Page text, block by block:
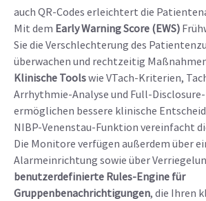
auch QR-Codes erleichtert die
Mit dem Early Warning Score (EWS)
Sie die Verschlechterung des
überwachen und rechtzeitig
Klinische Toolswie VTach-Kriterien,
Arrhythmie-Analyse und Full-
ermöglichen bessere klinische
NIBP-Venenstau-Funktion vereinfacht
Die Monitore verfügen außerdem über
Alarmeinrichtung sowie über
benutzerdefinierte Rules-Engine für
Gruppenbenachrichtigungen, die Ihren